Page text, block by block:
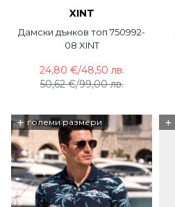
XINT
Дамски дънков топ 750992-
08 XINT
50,62 €/99,00 лв.
24,80 €/48,50 лв.
+ големи размери +